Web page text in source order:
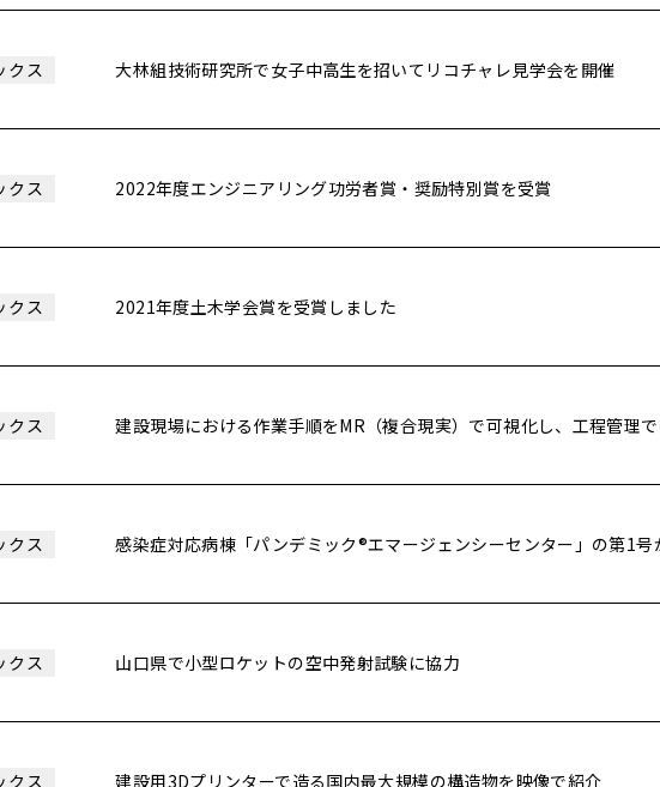
クス 大林組技術研究所で女子中高生を招いてリコチャレ見学会を開催
クス 2022年度エンジニアリング功労者賞・奨励特別賞を受賞
クス 2021年度土木学会賞を受賞しました
クス 建設現場における作業手順をMR（複合現実）で可視化し、工程管理
クス 感染症対応病棟「パンデミック®エマージェンシーセンター」の第1号
クス 山口県で小型ロケットの空中発射試験に協力
クス 建設用3Dプリンターで造る国内最大規模の構造物を映像で紹介